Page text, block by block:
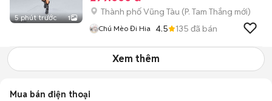
5 phút trước 1
Thành phố Vũng Tàu (P. Tam Thắng mới)
Chú Mèo Đi Hia 4.5 135 đã bán
Xem thêm
Mua bán điện thoại